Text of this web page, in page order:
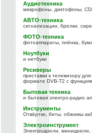
Аудиотехника
микрофоны, диктофоны,
АВТО-техника
сигнализации, брелки,
ФОТО-техника
фотоаппараты, плёнка,
Ноутбуки
и нетбуки
Ресиверы
приставки к телевизору
формате DVB-T2 с
Бытовая техника
и бытовая электро-радио
Инструменты
Отвёртки, биты, обжимы
Электроинструмент
Электродрели, минидрели,